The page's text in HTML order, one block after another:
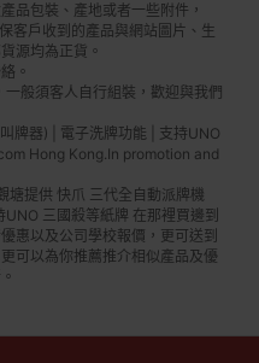
品包裝、產地或者一些附件，
客戶收到的產品與網站圖片、生
源均為正貨。
。
般須客人自行組裝，歡迎與我們
牌器) | 電子洗牌功能 | 支持UNO
Hong Kong.In promotion and
塘提供 快爪 三代全自動派牌機
三國殺等紙牌 在那裡買邊到
惠以及公司學校報價，更可送到
可以為你推薦推介相似產品及優